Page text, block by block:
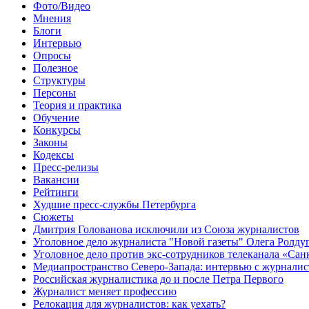
Фото/Видео
Мнения
Блоги
Интервью
Опросы
Полезное
Структуры
Персоны
Теория и практика
Обучение
Конкурсы
Законы
Кодексы
Пресс-релизы
Вакансии
Рейтинги
Худшие пресс-службы Петербурга
Сюжеты
Дмитрия Голованова исключили из Союза журналистов
Уголовное дело журналиста "Новой газеты" Олега
Уголовное дело против экс-сотрудников телеканала
Медиапространство Северо-Запада: интервью с
Российская журналистика до и после Петра Первого
Журналист меняет профессию
Релокация для журналистов: как уехать?